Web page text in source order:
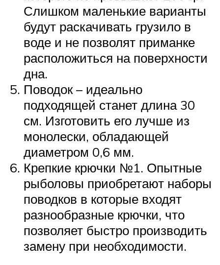
Слишком маленькие варианты
будут раскачивать грузило в
воде и не позволят приманке
расположиться на поверхности
дна.
Поводок – идеально
подходящей станет длина 30
см. Изготовить его лучше из
монолески, обладающей
диаметром 0,6 мм.
Крепкие крючки №1. Опытные
рыболовы приобретают наборы
поводков в которые входят
разнообразные крючки, что
позволяет быстро производить
замену при необходимости.